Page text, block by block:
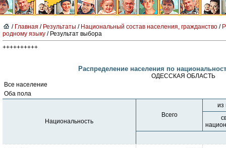
/ Главная / Результаты / Национальный состав населения, гражданство /
родному языку / Результат выбора
++++++++++
Распределение населения по
ОДЕССКАЯ ОБЛАСТЬ
Все население
Оба пола
Национальность
Всего
из